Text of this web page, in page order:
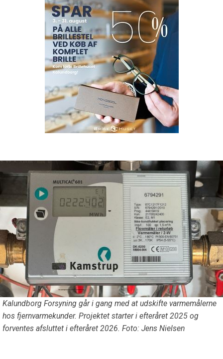
Kalundborg Forsyning går i gang med at udskifte varmemålerne
hos fjernvarmekunder. Projektet starter i efteråret 2025 og
forventes afsluttet i efteråret 2026. Foto: Jens Nielsen